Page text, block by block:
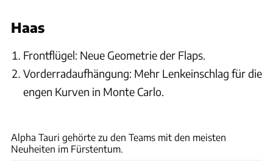
Haas
Frontflügel: Neue Geometrie der Flaps.
Vorderradaufhängung: Mehr Lenkeinschlag für die
engen Kurven in Monte Carlo.
Alpha Tauri gehörte zu den Teams mit den meisten
Neuheiten im Fürstentum.